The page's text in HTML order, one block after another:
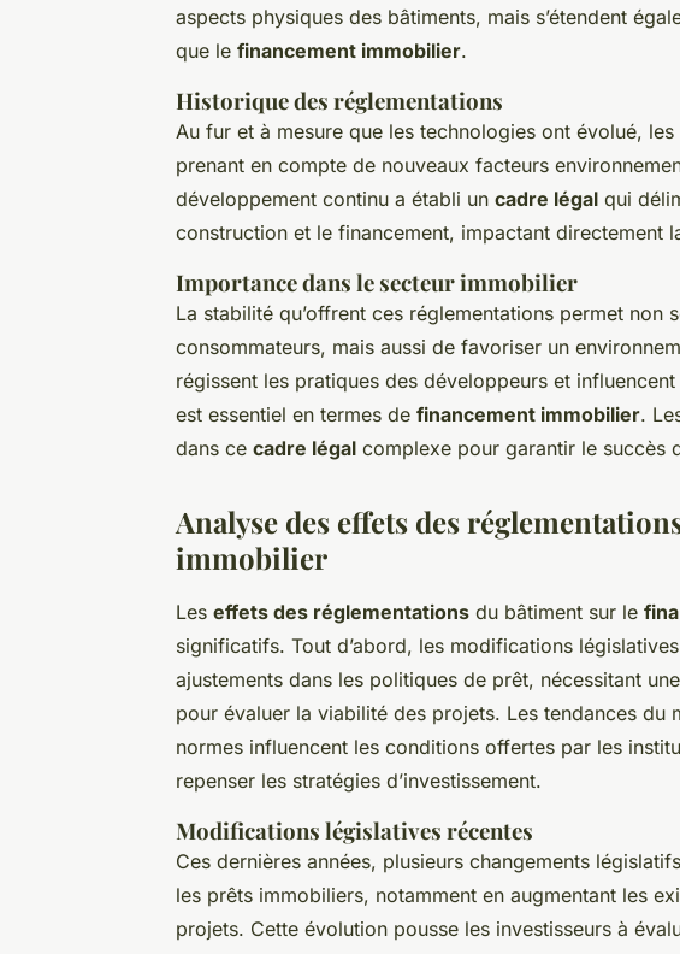
aspects physiques des bâtiments, mais s’étendent
que le financement immobilier.
Historique des réglementations
Au fur et à mesure que les technologies ont évolué,
prenant en compte de nouveaux facteurs
développement continu a établi un cadre légal qui
construction et le financement, impactant directement
Importance dans le secteur immobilier
La stabilité qu’offrent ces réglementations permet non
consommateurs, mais aussi de favoriser un
régissent les pratiques des développeurs et
est essentiel en termes de financement immobilier.
dans ce cadre légal complexe pour garantir le succès
Analyse des effets des
immobilier
Les effets des réglementations du bâtiment sur le
significatifs. Tout d’abord, les modifications
ajustements dans les politiques de prêt, nécessitant une
pour évaluer la viabilité des projets. Les tendances du
normes influencent les conditions offertes par les
repenser les stratégies d’investissement.
Modifications législatives récentes
Ces dernières années, plusieurs changements
les prêts immobiliers, notamment en augmentant les
projets. Cette évolution pousse les investisseurs à